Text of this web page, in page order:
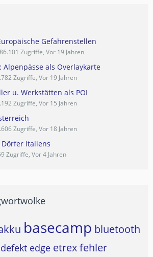
Gefahrenstellen
Zugriffe, Vor 19 Jahren
Alpenpässe als Overlaykarte
Zugriffe, Vor 19 Jahren
u. Werkstätten als POI
Zugriffe, Vor 15 Jahren
Zugriffe, Vor 18 Jahren
Italiens
Zugriffe, Vor 4 Jahren
basecamp bluetooth
defekt edge etrexfehler